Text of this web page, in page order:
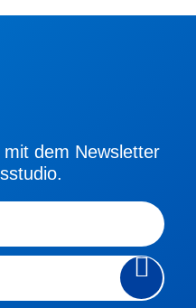
dem Newsletter